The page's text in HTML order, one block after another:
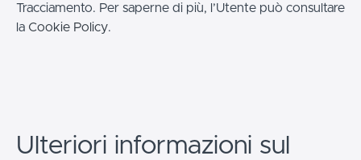
Tracciamento. Per saperne di più, l’Utente può consultare
la Cookie Policy.
Ulteriori informazioni sul